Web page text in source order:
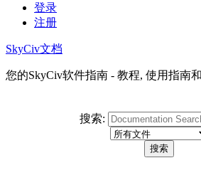
登录
注册
SkyCiv文档
您的SkyCiv软件指南 - 教程, 使用指南
搜索: